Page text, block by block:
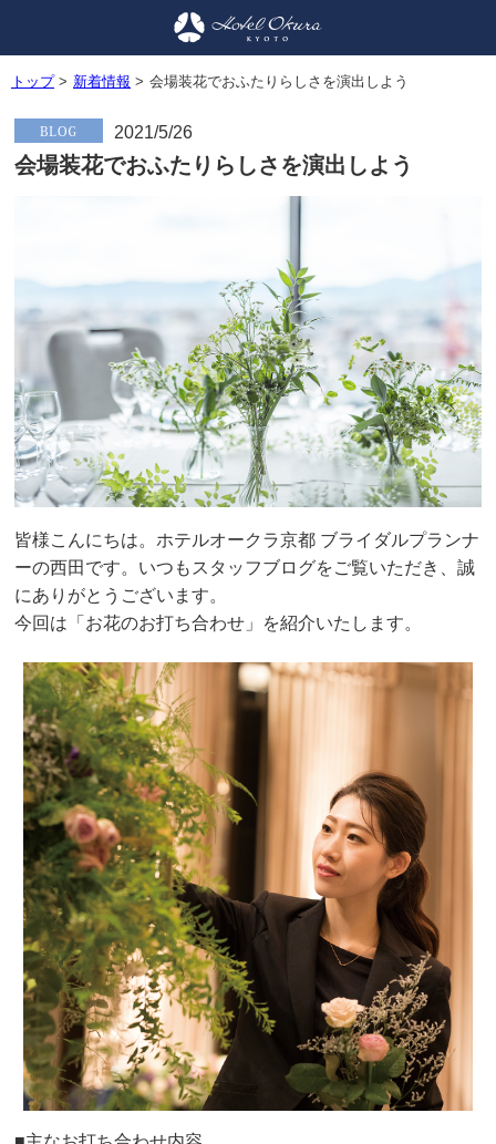
トップ> 新着情報 > 会場装花でおふたりらしさを演出しよう
2021/5/26
会場装花でおふたりらしさを演出しよう
皆様こんにちは。ホテルオークラ京都 ブライダルプランナ
ーの西田です。いつもスタッフブログをご覧いただき、誠
にありがとうございます。
今回は「お花のお打ち合わせ」を紹介いたします。